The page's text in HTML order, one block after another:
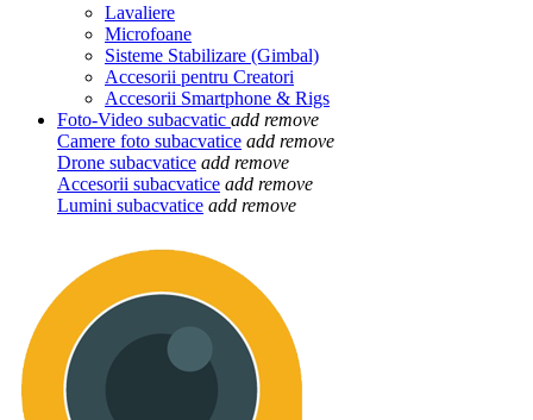
Lavaliere
Microfoane
Sisteme Stabilizare (Gimbal)
Accesorii pentru Creatori
Accesorii Smartphone & Rigs
Foto-Video subacvatic add remove
Camere foto subacvatice add remove
Drone subacvatice add remove
Accesorii subacvatice add remove
Lumini subacvatice add remove